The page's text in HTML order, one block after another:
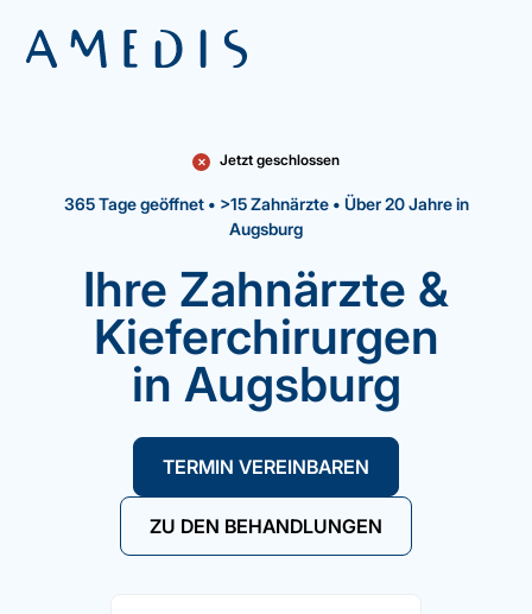
✕ Jetzt geschlossen
365 Tage geöffnet • >15 Zahnärzte • Über 20 Jahre in
Augsburg
Ihre Zahnärzte &
Kieferchirurgen
in Augsburg
TERMIN VEREINBAREN
ZU DEN BEHANDLUNGEN